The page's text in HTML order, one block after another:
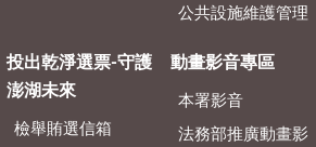
公共設施維護管理
投出乾淨選票-守護
澎湖未來
檢舉賄選信箱
動畫影音專區
本署影音
法務部推廣動畫影